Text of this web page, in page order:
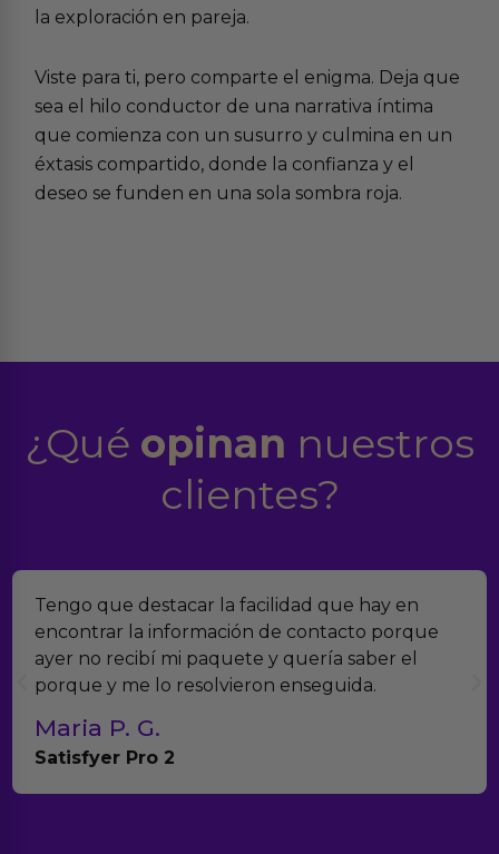
la exploración en pareja.
Viste para ti, pero comparte el enigma. Deja que
sea el hilo conductor de una narrativa íntima
que comienza con un susurro y culmina en un
éxtasis compartido, donde la confianza y el
deseo se funden en una sola sombra roja.
¿Qué opinan nuestros
clientes?
Encontramos Erotiks a través de Google y la
verdad es que nos han sorprendido. Tienen
muchísimos productos y han sido super atentos
con el seguimiento del pedido.
Teresa y Diego
Anna Huevo Vibrador